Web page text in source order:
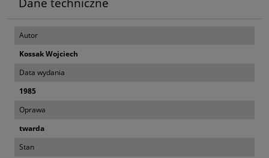
Autor
Kossak Wojciech
Data wydania
1985
Oprawa
twarda
Stan